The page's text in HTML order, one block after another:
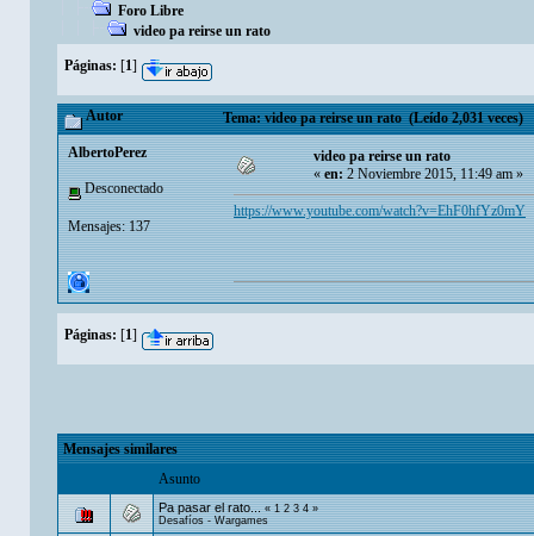
Foro Libre
video pa reirse un rato
Páginas: [1]
Autor Tema: video pa reirse un rato (Leído 2,031 veces)
AlbertoPerez
Desconectado
Mensajes: 137
video pa reirse un rato
«en:2 Noviembre 2015, 11:49 am »
https://www.youtube.com/watch?v=EhF0hfYz0mY
Páginas: [1]
Mensajes similares
Asunto
Pa pasar el rato... «1 2 3 4»
Desafíos - Wargames